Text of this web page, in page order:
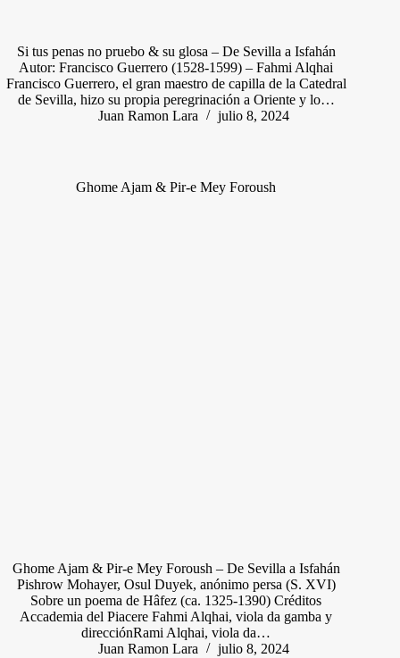
Si tus penas no pruebo & su glosa – De Sevilla a Isfahán
Autor: Francisco Guerrero (1528-1599) – Fahmi Alqhai
Francisco Guerrero, el gran maestro de capilla de la Catedral
de Sevilla, hizo su propia peregrinación a Oriente y lo…
Juan Ramon Lara
julio 8, 2024
Ghome Ajam & Pir-e Mey Foroush
Ghome Ajam & Pir-e Mey Foroush – De Sevilla a Isfahán
Pishrow Mohayer, Osul Duyek, anónimo persa (S. XVI)
Sobre un poema de Hâfez (ca. 1325-1390) Créditos
Accademia del Piacere Fahmi Alqhai, viola da gamba y
direcciónRami Alqhai, viola da…
Juan Ramon Lara
julio 8, 2024